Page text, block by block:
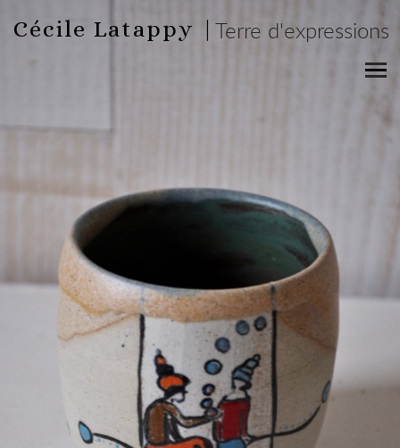
Cécile Latappy | Terre d'expressions